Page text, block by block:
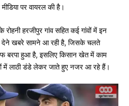
पर वायरल की है।
हरजीपुर गांव सहित कई गांवों में इन
देने खबरे सामने आ रही है, जिसके चलते
बरपा हुआ है, इसलिए किसान खेत में काम
में लाठी डंडे लेकर जाते हुए नजर आ रहे हैं।